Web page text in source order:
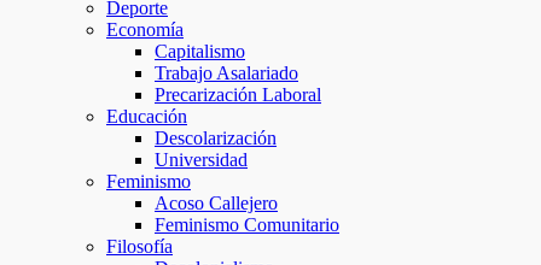
Deporte
Economía
Capitalismo
Trabajo Asalariado
Precarización Laboral
Educación
Descolarización
Universidad
Feminismo
Acoso Callejero
Feminismo Comunitario
Filosofía